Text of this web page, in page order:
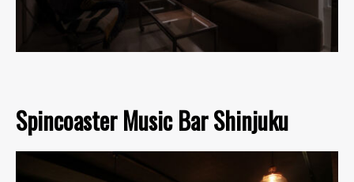
Spincoaster Music Bar Shinjuku